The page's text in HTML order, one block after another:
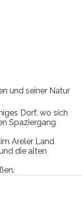
und seiner Natur
Dorf, wo sich
Spaziergang
Areler Land
die alten